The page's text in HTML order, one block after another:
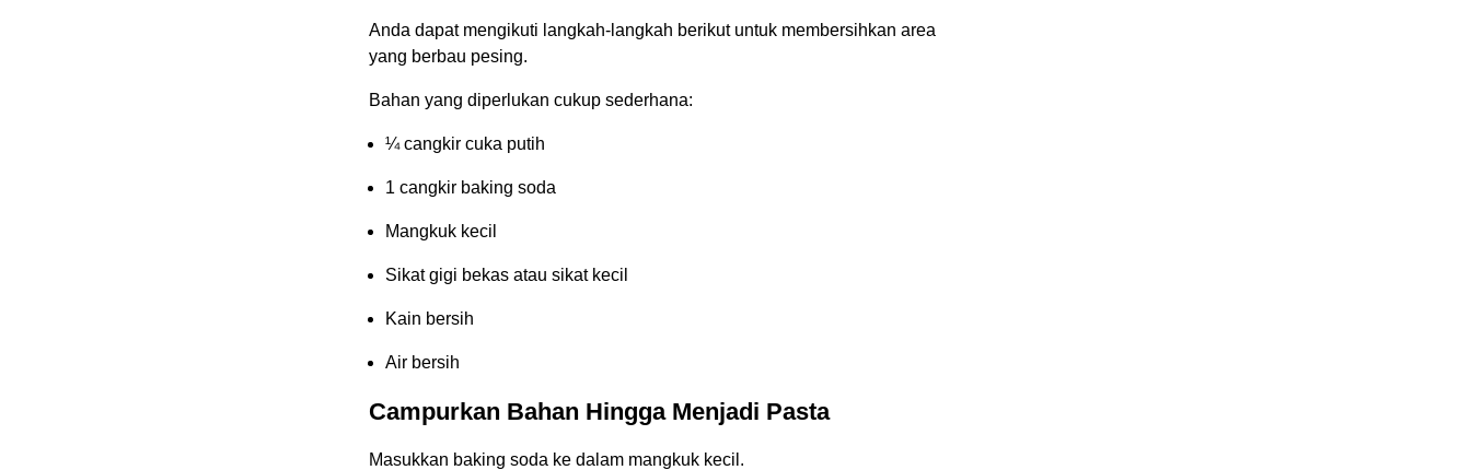
Anda dapat mengikuti langkah-langkah berikut untuk membersihkan area
yang berbau pesing.
Bahan yang diperlukan cukup sederhana:
¼ cangkir cuka putih
1 cangkir baking soda
Mangkuk kecil
Sikat gigi bekas atau sikat kecil
Kain bersih
Air bersih
Campurkan Bahan Hingga Menjadi Pasta
Masukkan baking soda ke dalam mangkuk kecil.